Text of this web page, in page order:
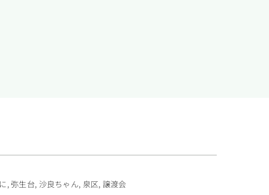
,弥生台, 沙良ちゃん, 泉区, 譲渡会